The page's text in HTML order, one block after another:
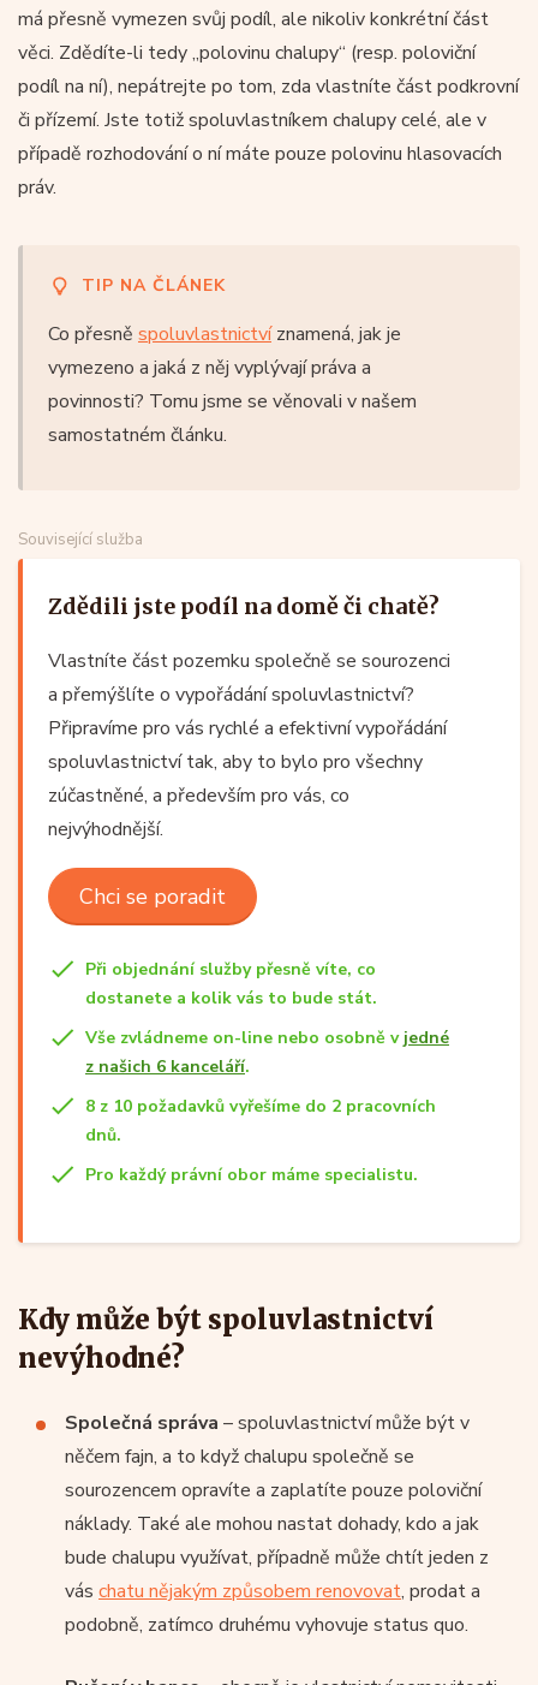
má přesně vymezen svůj podíl, ale nikoliv konkrétní část
věci. Zdědíte-li tedy „polovinu chalupy“ (resp. poloviční
podíl na ní), nepátrejte po tom, zda vlastníte část podkrovní
či přízemí. Jste totiž spoluvlastníkem chalupy celé, ale v
případě rozhodování o ní máte pouze polovinu hlasovacích
práv.
TIP NA ČLÁNEK
Co přesně spoluvlastnictvíznamená, jak je
vymezeno a jaká z něj vyplývají práva a
povinnosti? Tomu jsme se věnovali v našem
samostatném článku.
Související služba
Zdědili jste podíl na domě či chatě?
Vlastníte část pozemku společně se sourozenci
a přemýšlíte o vypořádání spoluvlastnictví?
Připravíme pro vás rychlé a efektivní vypořádání
spoluvlastnictví tak, aby to bylo pro všechny
zúčastněné, a především pro vás, co
nejvýhodnější.
Chci se poradit
Při objednání služby přesně víte, co
dostanete a kolik vás to bude stát.
Vše zvládneme on-line nebo osobně v jedné
z našich 6 kanceláří.
8 z 10 požadavků vyřešíme do 2 pracovních
dnů.
Pro každý právní obor máme specialistu.
Kdy může být spoluvlastnictví
nevýhodné?
Společná správa – spoluvlastnictví může být v
něčem fajn, a to když chalupu společně se
sourozencem opravíte a zaplatíte pouze poloviční
náklady. Také ale mohou nastat dohady, kdo a jak
bude chalupu využívat, případně může chtít jeden z
vás chatu nějakým způsobem renovovat, prodat a
podobně, zatímco druhému vyhovuje status quo.